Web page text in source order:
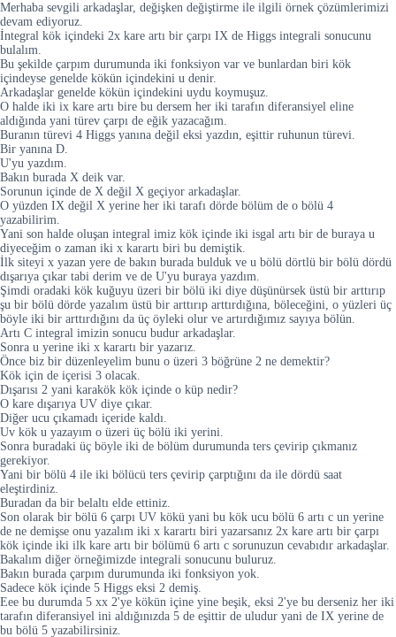
Merhaba sevgili arkadaşlar, değişken değiştirme ile ilgili örnek çözümlerimizi
devam ediyoruz.
İntegral kök içindeki 2x kare artı bir çarpı IX de Higgs integrali sonucunu
bulalım.
Bu şekilde çarpım durumunda iki fonksiyon var ve bunlardan biri kök
içindeyse genelde kökün içindekini u denir.
Arkadaşlar genelde kökün içindekini uydu koymuşuz.
O halde iki ix kare artı bire bu dersem her iki tarafın diferansiyel eline
aldığında yani türev çarpı de eğik yazacağım.
Buranın türevi 4 Higgs yanına değil eksi yazdın, eşittir ruhunun türevi.
Bir yanına D.
U'yu yazdım.
Bakın burada X deik var.
Sorunun içinde de X değil X geçiyor arkadaşlar.
O yüzden IX değil X yerine her iki tarafı dörde bölüm de o bölü 4
yazabilirim.
Yani son halde oluşan integral imiz kök içinde iki isgal artı bir de buraya u
diyeceğim o zaman iki x karartı biri bu demiştik.
İlk siteyi x yazan yere de bakın burada bulduk ve u bölü dörtlü bir bölü dördü
dışarıya çıkar tabi derim ve de U'yu buraya yazdım.
Şimdi oradaki kök kuğuyu üzeri bir bölü iki diye düşünürsek üstü bir arttırıp
şu bir bölü dörde yazalım üstü bir arttırıp arttırdığına, böleceğini, o yüzleri üç
böyle iki bir arttırdığını da üç öyleki olur ve artırdığımız sayıya bölün.
Artı C integral imizin sonucu budur arkadaşlar.
Sonra u yerine iki x karartı bir yazarız.
Önce biz bir düzenleyelim bunu o üzeri 3 böğrüne 2 ne demektir?
Kök için de içerisi 3 olacak.
Dışarısı 2 yani karakök kök içinde o küp nedir?
O kare dışarıya UV diye çıkar.
Diğer ucu çıkamadı içeride kaldı.
Uv kök u yazayım o üzeri üç bölü iki yerini.
Sonra buradaki üç böyle iki de bölüm durumunda ters çevirip çıkmanız
gerekiyor.
Yani bir bölü 4 ile iki bölücü ters çevirip çarptığını da ile dördü saat
eleştirdiniz.
Buradan da bir belaltı elde ettiniz.
Son olarak bir bölü 6 çarpı UV kökü yani bu kök ucu bölü 6 artı c un yerine
de ne demişse onu yazalım iki x karartı biri yazarsanız 2x kare artı bir çarpı
kök içinde iki ilk kare artı bir bölümü 6 artı c sorunuzun cevabıdır arkadaşlar.
Bakalım diğer örneğimizde integrali sonucunu buluruz.
Bakın burada çarpım durumunda iki fonksiyon yok.
Sadece kök içinde 5 Higgs eksi 2 demiş.
Eee bu durumda 5 xx 2'ye kökün içine yine beşik, eksi 2'ye bu derseniz her iki
tarafın diferansiyel ini aldığınızda 5 de eşittir de uludur yani de IX yerine de
bu bölü 5 yazabilirsiniz.